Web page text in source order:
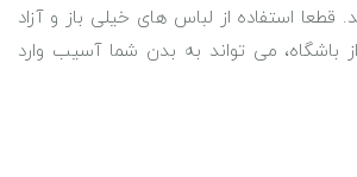
استفاده از لباس های خیلی باز و آزاد
باشگاه، می تواند به بدن شما آسیب وارد